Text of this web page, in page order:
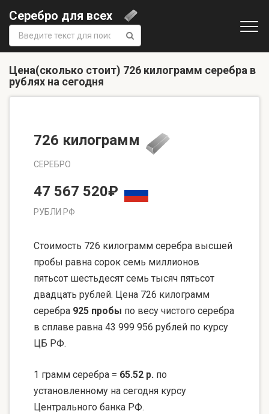
Серебро для всех
Поиск:
Цена(сколько стоит) 726 килограмм серебра в
рублях на сегодня
726 килограмм
СЕРЕБРО
47 567 520₽
РУБЛИ РФ
Стоимость 726 килограмм серебра высшей
пробы равна сорок семь миллионов
пятьсот шестьдесят семь тысяч пятьсот
двадцать рублей. Цена 726 килограмм
серебра 925 пробы по весу чистого серебра
в сплаве равна 43 999 956 рублей по курсу
ЦБ РФ.
1 грамм серебра = 65.52 р. по
установленному на сегодня курсу
Центрального банка РФ.